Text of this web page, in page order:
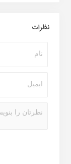
نظرات